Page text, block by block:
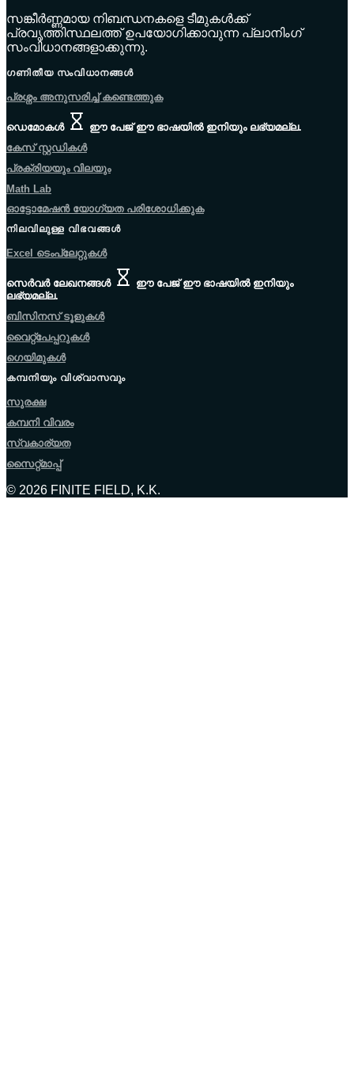
സങ്കീർണ്ണമായ നിബന്ധനകളെ ടീമുകൾക്ക്
പ്രവൃത്തിസ്ഥലത്ത് ഉപയോഗിക്കാവുന്ന പ്ലാനിംഗ്
സംവിധാനങ്ങളാക്കുന്നു.
ഗണിതീയ സംവിധാനങ്ങൾ
പ്രശ്നം അനുസരിച്ച് കണ്ടെത്തുക
ഡെമോകൾ
ഈ പേജ് ഈ ഭാഷയിൽ ഇനിയും ലഭ്യമല്ല.
കേസ് സ്റ്റഡികൾ
പ്രക്രിയയും വിലയും
Math Lab
ഓട്ടോമേഷൻ യോഗ്യത പരിശോധിക്കുക
നിലവിലുള്ള വിഭവങ്ങൾ
Excel ടെംപ്ലേറ്റുകൾ
സെർവർ ലേഖനങ്ങൾ
ഈ പേജ് ഈ ഭാഷയിൽ ഇനിയും
ലഭ്യമല്ല.
ബിസിനസ് ടൂളുകൾ
വൈറ്റ്പേപ്പറുകൾ
ഗെയിമുകൾ
കമ്പനിയും വിശ്വാസവും
സുരക്ഷ
കമ്പനി വിവരം
സ്വകാര്യത
സൈറ്റ്മാപ്പ്
© 2026 FINITE FIELD, K.K.